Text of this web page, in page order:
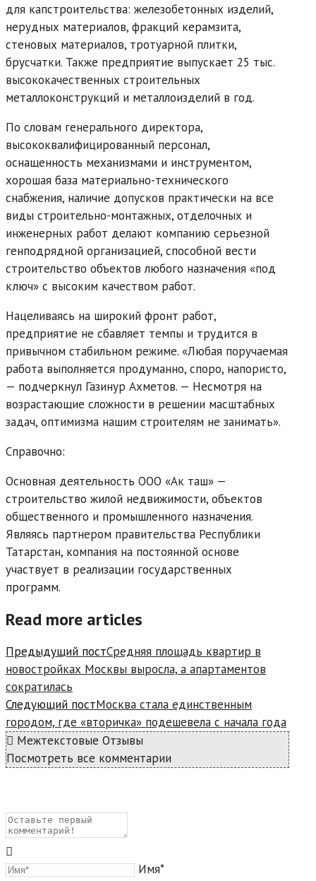
для капстроительства: железобетонных изделий,
нерудных материалов, фракций керамзита,
стеновых материалов, тротуарной плитки,
брусчатки. Также предприятие выпускает 25 тыс.
высококачественных строительных
металлоконструкций и металлоизделий в год.
По словам генерального директора,
высококвалифицированный персонал,
оснащенность механизмами и инструментом,
хорошая база материально-технического
снабжения, наличие допусков практически на все
виды строительно-монтажных, отделочных и
инженерных работ делают компанию серьезной
генподрядной организацией, способной вести
строительство объектов любого назначения «под
ключ» с высоким качеством работ.
Нацеливаясь на широкий фронт работ,
предприятие не сбавляет темпы и трудится в
привычном стабильном режиме. «Любая поручаемая
работа выполняется продуманно, споро, напористо,
— подчеркнул Газинур Ахметов. — Несмотря на
возрастающие сложности в решении масштабных
задач, оптимизма нашим строителям не занимать».
Справочно:
Основная деятельность ООО «Ак таш» —
строительство жилой недвижимости, объектов
общественного и промышленного назначения.
Являясь партнером правительства Республики
Татарстан, компания на постоянной основе
участвует в реализации государственных
программ.
Read more articles
Предыдущий постСредняя площадь квартир в
новостройках Москвы выросла, а апартаментов
сократилась
Следующий постМосква стала единственным
городом, где «вторичка» подешевела с начала года
Межтекстовые Отзывы
Посмотреть все комментарии
Имя*